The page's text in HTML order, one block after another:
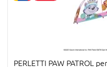
PERLETTI PAW PATROL